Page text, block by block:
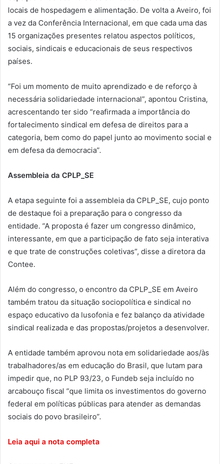
locais de hospedagem e alimentação. De volta a Aveiro, foi
a vez da Conferência Internacional, em que cada uma das
15 organizações presentes relatou aspectos políticos,
sociais, sindicais e educacionais de seus respectivos
países.
“Foi um momento de muito aprendizado e de reforço à
necessária solidariedade internacional”, apontou Cristina,
acrescentando ter sido “reafirmada a importância do
fortalecimento sindical em defesa de direitos para a
categoria, bem como do papel junto ao movimento social e
em defesa da democracia”.
Assembleia da CPLP_SE
A etapa seguinte foi a assembleia da CPLP_SE, cujo ponto
de destaque foi a preparação para o congresso da
entidade. “A proposta é fazer um congresso dinâmico,
interessante, em que a participação de fato seja interativa
e que trate de construções coletivas”, disse a diretora da
Contee.
Além do congresso, o encontro da CPLP_SE em Aveiro
também tratou da situação sociopolítica e sindical no
espaço educativo da lusofonia e fez balanço da atividade
sindical realizada e das propostas/projetos a desenvolver.
A entidade também aprovou nota em solidariedade aos/às
trabalhadores/as em educação do Brasil, que lutam para
impedir que, no PLP 93/23, o Fundeb seja incluído no
arcabouço fiscal “que limita os investimentos do governo
federal em políticas públicas para atender as demandas
sociais do povo brasileiro”.
Leia aqui a nota completa